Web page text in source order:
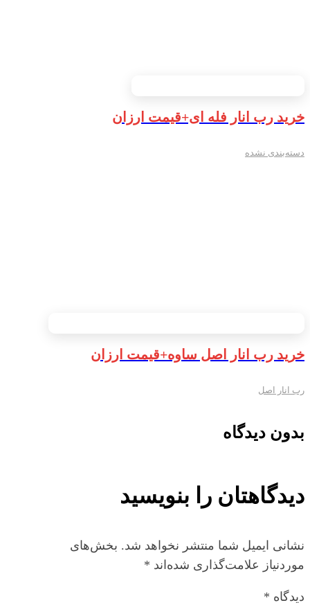
خرید رب انار فله ای+قیمت ارزان
دسته‌بندی نشده
خرید رب انار اصل ساوه+قیمت ارزان
رب انار اصل
بدون دیدگاه
دیدگاهتان را بنویسید
نشانی ایمیل شما منتشر نخواهد شد. بخش‌های
موردنیاز علامت‌گذاری شده‌اند *
دیدگاه *